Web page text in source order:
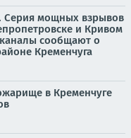
Серия мощных взрывов
и Кривом
сообщают о
Кременчуга
в Кременчуге